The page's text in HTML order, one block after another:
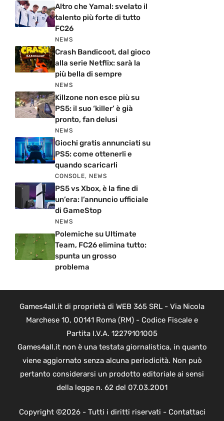
Altro che Yamal: svelato il
talento più forte di tutto
FC26
NEWS
Crash Bandicoot, dal gioco
alla serie Netflix: sarà la
più bella di sempre
NEWS
Killzone non esce più su
PS5: il suo ‘killer’ è già
pronto, fan delusi
NEWS
Giochi gratis annunciati su
PS5: come ottenerli e
quando scaricarli
CONSOLE, NEWS
PS5 vs Xbox, è la fine di
un’era: l’annuncio ufficiale
di GameStop
NEWS
Polemiche su Ultimate
Team, FC26 elimina tutto:
spunta un grosso
problema
Games4all.it di proprietà di WEB 365 SRL - Via Nicola
Marchese 10, 00141 Roma (RM) - Codice Fiscale e
Partita I.V.A. 12279101005
Games4all.it non è una testata giornalistica, in quanto
viene aggiornato senza alcuna periodicità. Non può
pertanto considerarsi un prodotto editoriale ai sensi
della legge n. 62 del 07.03.2001
Copyright ©2026 - Tutti i diritti riservati - Contattaci